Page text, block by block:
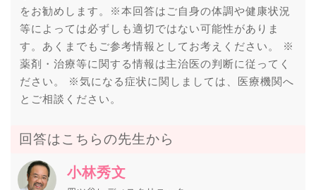
をお勧めします。※本回答はご自身の体調や健康状況
等によっては必ずしも適切ではない可能性がありま
す。あくまでもご参考情報としてお考えください。 ※
薬剤・治療等に関する情報は主治医の判断に従ってく
ださい。 ※気になる症状に関しましては、医療機関へ
とご相談ください。
回答はこちらの先生から
小林秀文